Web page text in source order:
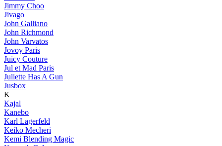
Jimmy Choo
Jivago
John Galliano
John Richmond
John Varvatos
Jovoy Paris
Juicy Couture
Jul et Mad Paris
Juliette Has A Gun
Jusbox
K
Kajal
Kanebo
Karl Lagerfeld
Keiko Mecheri
Kemi Blending Magic